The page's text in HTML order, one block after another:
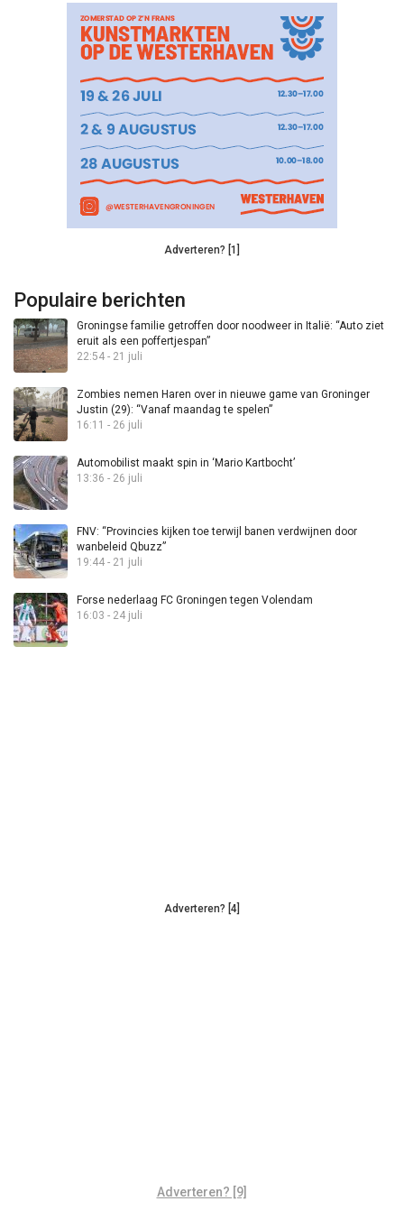
Adverteren? [1]
Populaire berichten
Groningse familie getroffen door noodweer in Italië: “Auto ziet
eruit als een poffertjespan”
22:54 - 21 juli
Zombies nemen Haren over in nieuwe game van Groninger
Justin (29): “Vanaf maandag te spelen”
16:11 - 26 juli
Automobilist maakt spin in ‘Mario Kartbocht’
13:36 - 26 juli
FNV: “Provincies kijken toe terwijl banen verdwijnen door
wanbeleid Qbuzz”
19:44 - 21 juli
Forse nederlaag FC Groningen tegen Volendam
16:03 - 24 juli
Adverteren? [4]
Adverteren? [9]